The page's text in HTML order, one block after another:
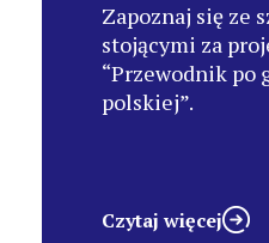
Zapoznaj się ze
stojącymi za
“Przewodnik po
polskiej”.
Czytaj więcej